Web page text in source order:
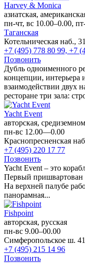
Harvey & Monica
азиатская,
пн-чт, вс 10.00–0.00,
Таганская
Котельническая наб., 31
+7 (495) 778 80 99, +7
Позвонить
Дубль одноименного
концепции, интерьера
взаимодействии двух
ресторане три зала:
Yacht Event
авторская,
пн-вс 12.00—0.00
Краснопресненская
+7 (495) 220 17 77
Позвонить
Yacht Event – это
Первый пришвартован
На верхней палубе
панорамная...
Fishpoint
авторская, русская
пн-вс 9.00–00.00
Симферопольское ш.
+7 (495) 215 14 96
Позвонить